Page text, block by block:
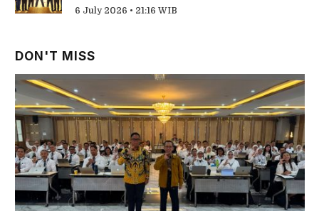
6 July 2026 • 21:16 WIB
DON'T MISS